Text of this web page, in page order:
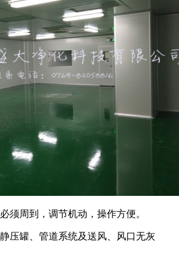
周到，调节机动，操作方便。
罐、管道系统及送风、风口无灰